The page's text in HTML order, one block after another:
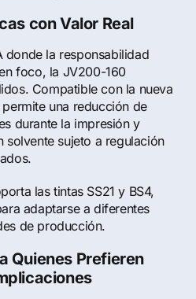
con Valor Real
donde la responsabilidad
foco, la JV200-160
Compatible con la nueva
una reducción de
durante la impresión y
solvente sujeto a regulación
las tintas SS21 y BS4,
adaptarse a diferentes
de producción.
Quienes Prefieren